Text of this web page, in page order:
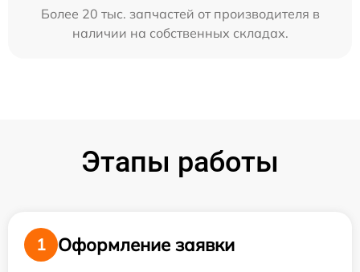
Более 20 тыс. запчастей от производителя в
наличии на собственных складах.
Этапы работы
1
Оформление заявки